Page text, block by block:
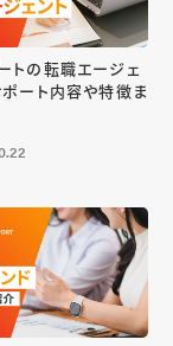
トの転職エージェ
ート内容や特徴ま